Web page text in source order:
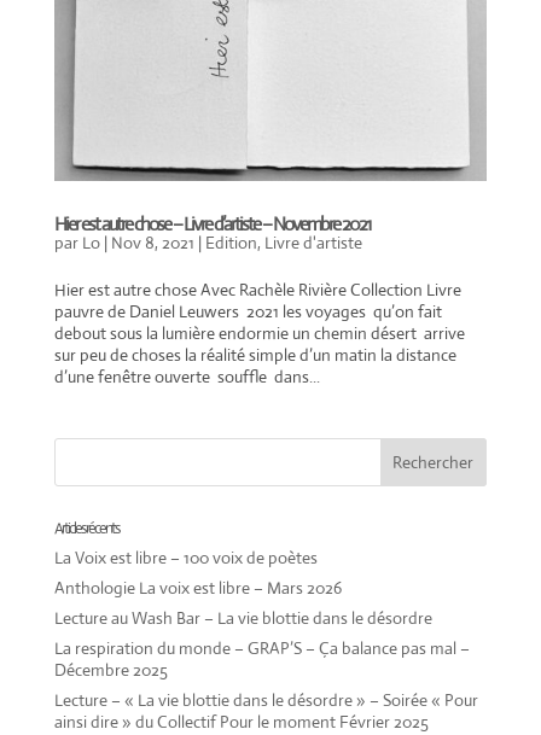
Hier est autre chose – Livre d’artiste – Novembre 2021
par Lo| Nov 8, 2021 | Edition, Livre d'artiste
Hier est autre chose Avec Rachèle Rivière Collection Livre
pauvre de Daniel Leuwers 2021 les voyages qu’on fait
debout sous la lumière endormie un chemin désert arrive
sur peu de choses la réalité simple d’un matin la distance
d’une fenêtre ouverte souffle dans...
Articles récents
La Voix est libre – 100 voix de poètes
Anthologie La voix est libre – Mars 2026
Lecture au Wash Bar – La vie blottie dans le désordre
La respiration du monde – GRAP’S – Ça balance pas mal –
Décembre 2025
Lecture – « La vie blottie dans le désordre » – Soirée « Pour
ainsi dire » du Collectif Pour le moment Février 2025